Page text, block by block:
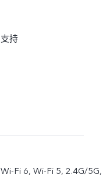
支持
Wi-Fi 6, Wi-Fi 5, 2.4G/5G,